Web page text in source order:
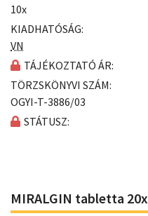
10x
KIADHATÓSÁG:
VN
TÁJÉKOZTATÓ ÁR:
TÖRZSKÖNYVI SZÁM:
OGYI-T-3886/03
STÁTUSZ:
MIRALGIN tabletta 20x